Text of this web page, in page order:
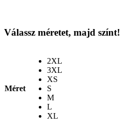
Válassz méretet, majd színt!
Méret
2XL
3XL
XS
S
M
L
XL